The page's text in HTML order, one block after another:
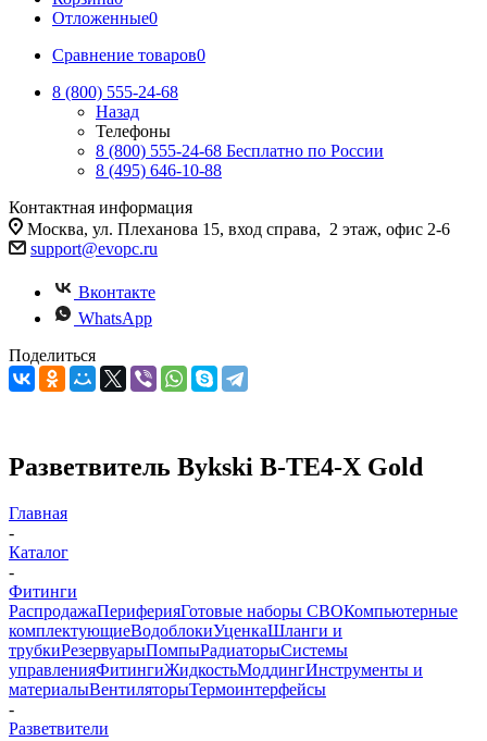
Отложенные0
Сравнение товаров0
8 (800) 555-24-68
Назад
Телефоны
8 (800) 555-24-68 Бесплатно по России
8 (495) 646-10-88
Контактная информация
Москва, ул. Плеханова 15, вход справа, 2 этаж, офис 2-6
support@evopc.ru
Вконтакте
WhatsApp
Поделиться
Разветвитель Bykski B-TE4-X Gold
Главная
-
Каталог
-
Фитинги
РаспродажаПериферияГотовые наборы СВОКомпьютерные
комплектующиеВодоблокиУценкаШланги и
трубкиРезервуарыПомпыРадиаторыСистемы
управленияФитингиЖидкостьМоддингИнструменты и
материалыВентиляторыТермоинтерфейсы
-
Разветвители